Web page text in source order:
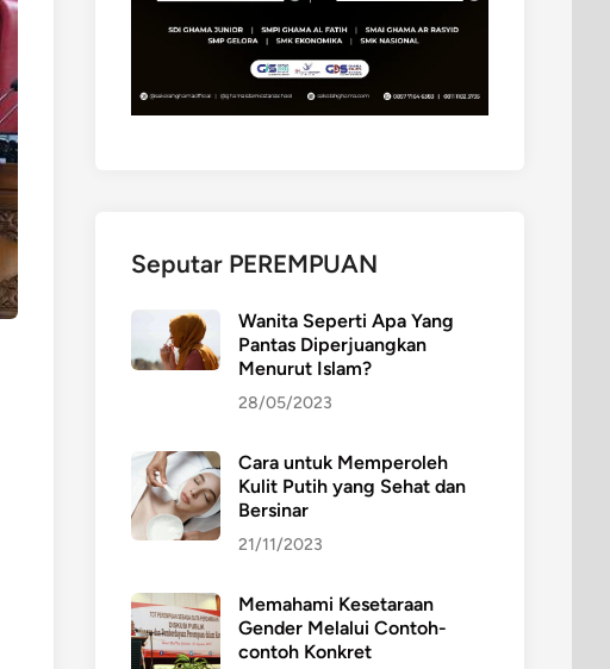
Seputar PEREMPUAN
Wanita Seperti Apa Yang
Pantas Diperjuangkan
Menurut Islam?
28/05/2023
Cara untuk Memperoleh
Kulit Putih yang Sehat dan
Bersinar
21/11/2023
Memahami Kesetaraan
Gender Melalui Contoh-
contoh Konkret